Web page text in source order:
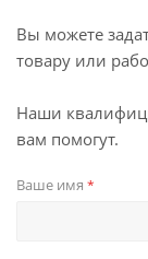
Вы можете
товару или
Наши
вам помогут.
Ваше имя *